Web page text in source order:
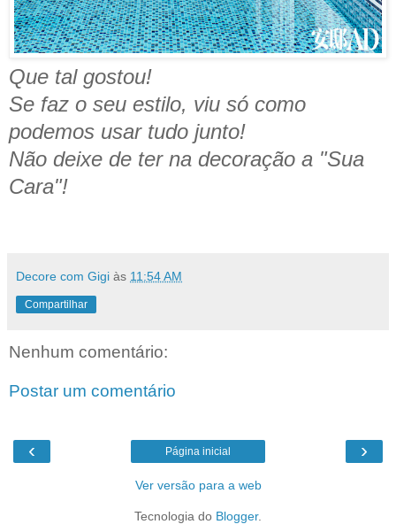
Que tal gostou!
Se faz o seu estilo, viu só como
podemos usar tudo junto!
Não deixe de ter na decoração a "Sua
Cara"!
Decore com Gigi às 11:54 AM
Compartilhar
Nenhum comentário:
Postar um comentário
‹ ›
Página inicial
Ver versão para a web
Tecnologia do Blogger.